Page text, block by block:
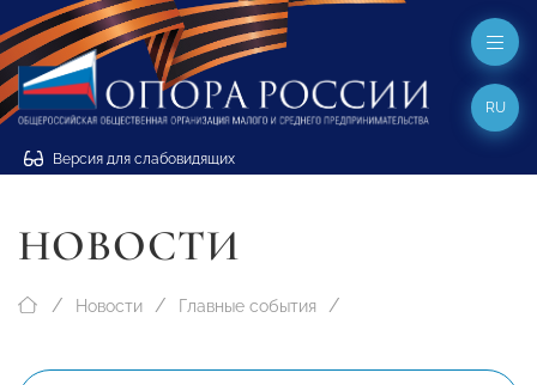
Версия для слабовидящих
RU
НОВОСТИ
Новости Главные события